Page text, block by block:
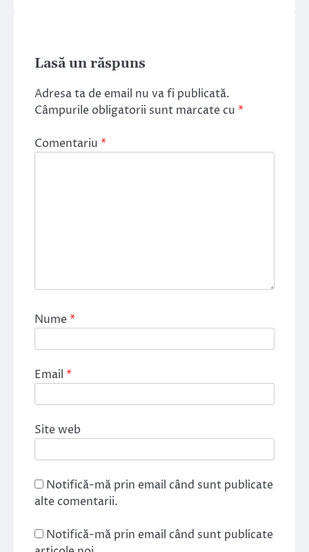
Lasă un răspuns
Adresa ta de email nu va fi publicată.
Câmpurile obligatorii sunt marcate cu *
Comentariu *
Nume*
Email *
Site web
Notifică-mă prin email când sunt publicate
alte comentarii.
Notifică-mă prin email când sunt publicate